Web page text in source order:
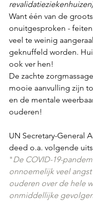
revalidatieziekenhuizen)
Want één van de
onuitgesproken -
veel te weinig
geknuffeld worden.
ook ver hen!
De zachte
mooie aanvulling zijn
en de mentale
ouderen!
UN Secretary-General
deed o.a. volgende
"De COVID-19-
onnoemelijk veel
ouderen over de hele
onmiddellijke